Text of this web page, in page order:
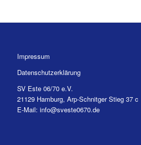
Impressum
Datenschutzerklärung
SV Este 06/70 e.V.
21129 Hamburg, Arp-Schnitger Stieg 37 c
E-Mail: info@sveste0670.de